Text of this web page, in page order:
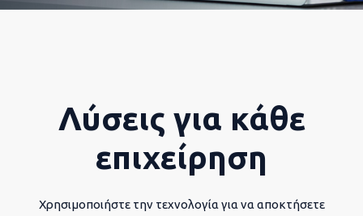
Λύσεις για κάθε
επιχείρηση
Χρησιμοποιήστε την τεχνολογία για να αποκτήσετε